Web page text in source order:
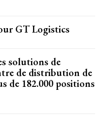
GT Logistics
solutions de
de distribution de
de 182.000 positions